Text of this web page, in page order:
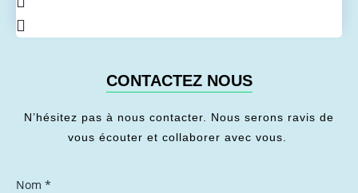
CONTACTEZ NOUS
N’hésitez pas à nous contacter. Nous serons ravis de
vous écouter et collaborer avec vous.
Nom *